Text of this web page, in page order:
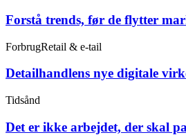
Forstå trends, før de flytter
ForbrugRetail & e-tail
Detailhandlens nye digitale
Tidsånd
Det er ikke arbejdet, der skal